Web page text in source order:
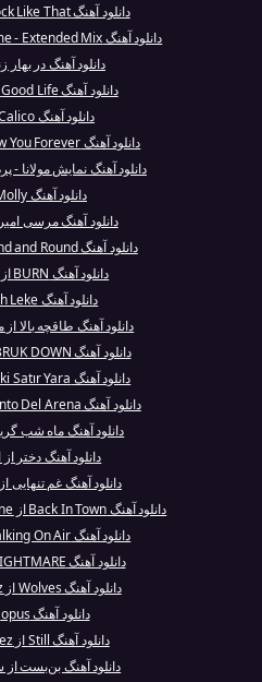
دانلود آهنگ Rock Like That از Tech N9ne
دانلود آهنگ Far From Home - Extended Mix از Vin...
دانلود آهنگ در بهار
دانلود آهنگ Good Life از Kensington
دانلود آهنگ Calico از Kurupt
دانلود آهنگ Know You Forever از Sadie Jean
دانلود آهنگ نمایش مولانا
دانلود آهنگ Molly از Tyga
دانلود آهنگ مرسی امیر
دانلود آهنگ Round and Round از مهراد هیدن
دانلود آهنگ BURN از Kanye West
دانلود آهنگ Ah Leke از Pitbull
دانلود آهنگ طاقچه بالا
دانلود آهنگ BRUK DOWN از Major Lazer
دانلود آهنگ İki Satır Yara از Mabel Matiz
دانلود آهنگ Viento Del Arena از Gipsy Kings
دانلود آهنگ ماه شب
دانلود آهنگ دختر
دانلود آهنگ غم
دانلود آهنگ Back In Town از Florence + The Machine
دانلود آهنگ Walking On Air از Katy Perry
دانلود آهنگ NIGHTMARE از WesGhost
دانلود آهنگ Wolves از Selena Gomez
دانلود آهنگ opus از bbno$
دانلود آهنگ Still از Jennifer Lopez
دانلود آهنگ بن‌بست